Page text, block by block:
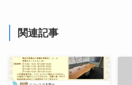
関連記事